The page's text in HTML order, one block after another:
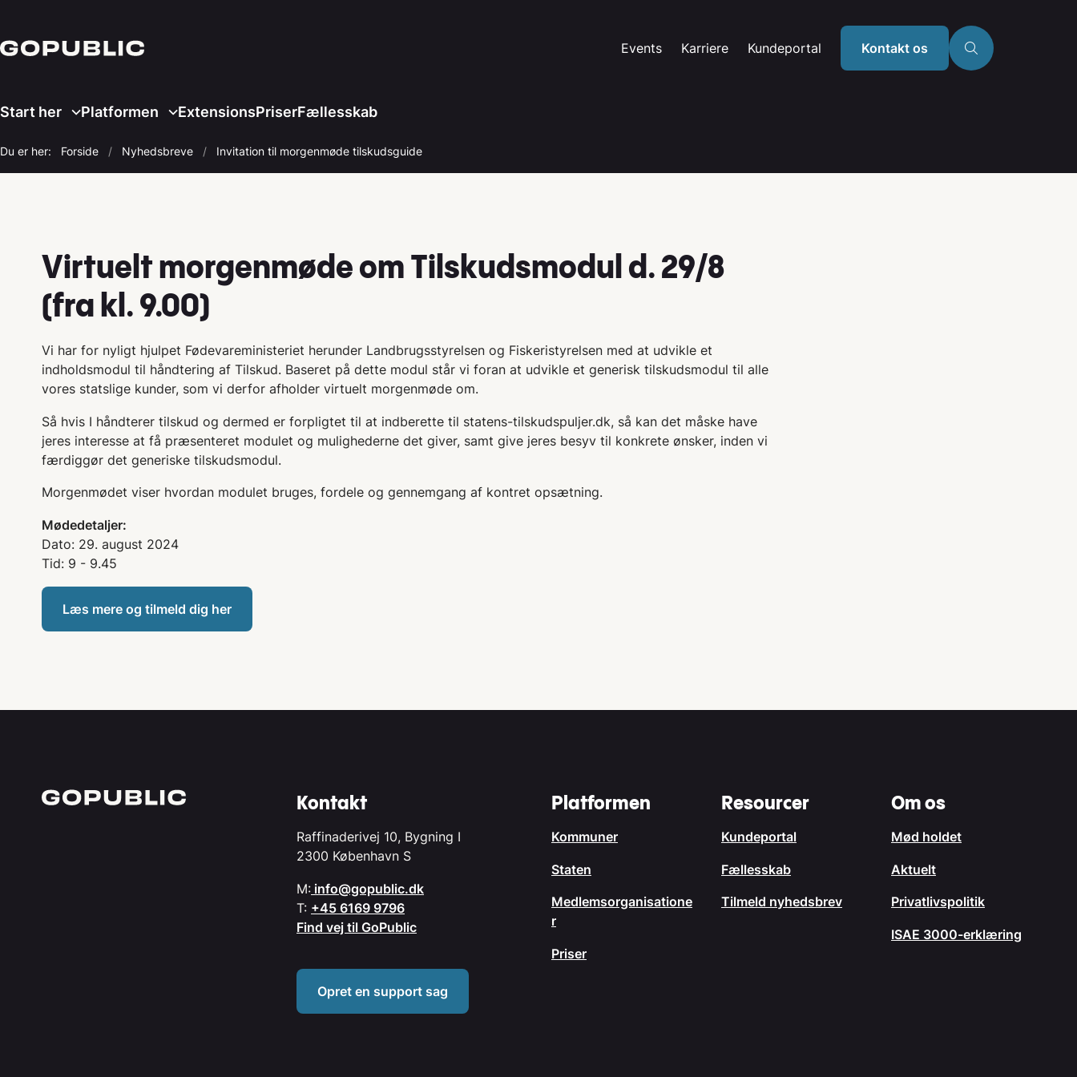
Events Karriere Kundeportal Kontakt os
Start her Platformen ExtensionsPriserFællesskab
Du er her: Forside Nyhedsbreve Invitation til morgenmøde tilskudsguide
Virtuelt morgenmøde om Tilskudsmodul d. 29/8
(fra kl. 9.00)
Vi har for nyligt hjulpet Fødevareministeriet herunder Landbrugsstyrelsen og Fiskeristyrelsen med at udvikle et
indholdsmodul til håndtering af Tilskud. Baseret på dette modul står vi foran at udvikle et generisk tilskudsmodul til alle
vores statslige kunder, som vi derfor afholder virtuelt morgenmøde om.
Så hvis I håndterer tilskud og dermed er forpligtet til at indberette til statens-tilskudspuljer.dk, så kan det måske have
jeres interesse at få præsenteret modulet og mulighederne det giver, samt give jeres besyv til konkrete ønsker, inden vi
færdiggør det generiske tilskudsmodul.
Morgenmødet viser hvordan modulet bruges, fordele og gennemgang af kontret opsætning.
Mødedetaljer:
Dato: 29. august 2024
Tid: 9 - 9.45
Læs mere og tilmeld dig her
Kontakt
Raffinaderivej 10, Bygning I
2300 København S
M: info@gopublic.dk
T: +45 6169 9796
Find vej til GoPublic
Opret en support sag
Platformen
Kommuner
Staten
Medlemsorganisatione
r
Priser
Resourcer
Kundeportal
Fællesskab
Tilmeld nyhedsbrev
Om os
Mød holdet
Aktuelt
Privatlivspolitik
ISAE 3000-erklæring